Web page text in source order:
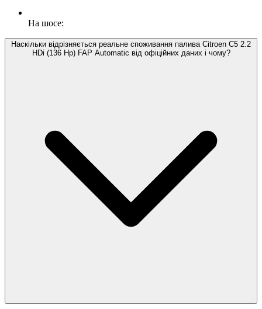
На шосе:
Наскільки відрізняється реальне споживання палива Citroen C5 2.2
HDi (136 Hp) FAP Automatic від офіційних даних і чому?